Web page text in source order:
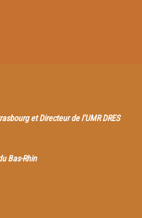
et Directeur de l’UMR DRES
Bas-Rhin